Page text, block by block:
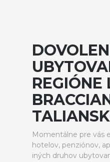
REGIÓNE
Momentálne pre vás
hotelov, penziónov,
iných druhov